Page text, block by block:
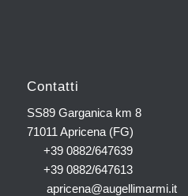
Contatti
SS89 Garganica km 8
71011 Apricena (FG)
+39 0882/647639
+39 0882/647613
apricena@augellimarmi.it